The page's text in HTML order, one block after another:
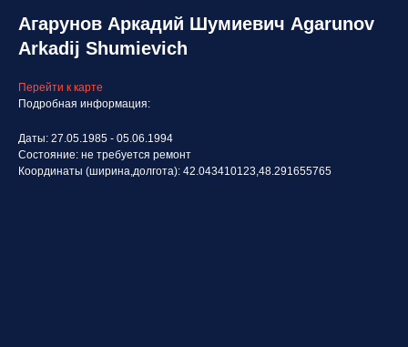
Агарунов Аркадий Шумиевич Agarunov
Arkadij Shumievich
Перейти к карте
Подробная информация:
Даты: 27.05.1985 - 05.06.1994
Состояние: не требуется ремонт
Координаты (ширина,долгота): 42.043410123,48.291655765